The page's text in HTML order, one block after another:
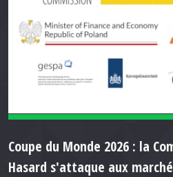
Coupe du Monde 2026 : la
Hasard s'attaque aux